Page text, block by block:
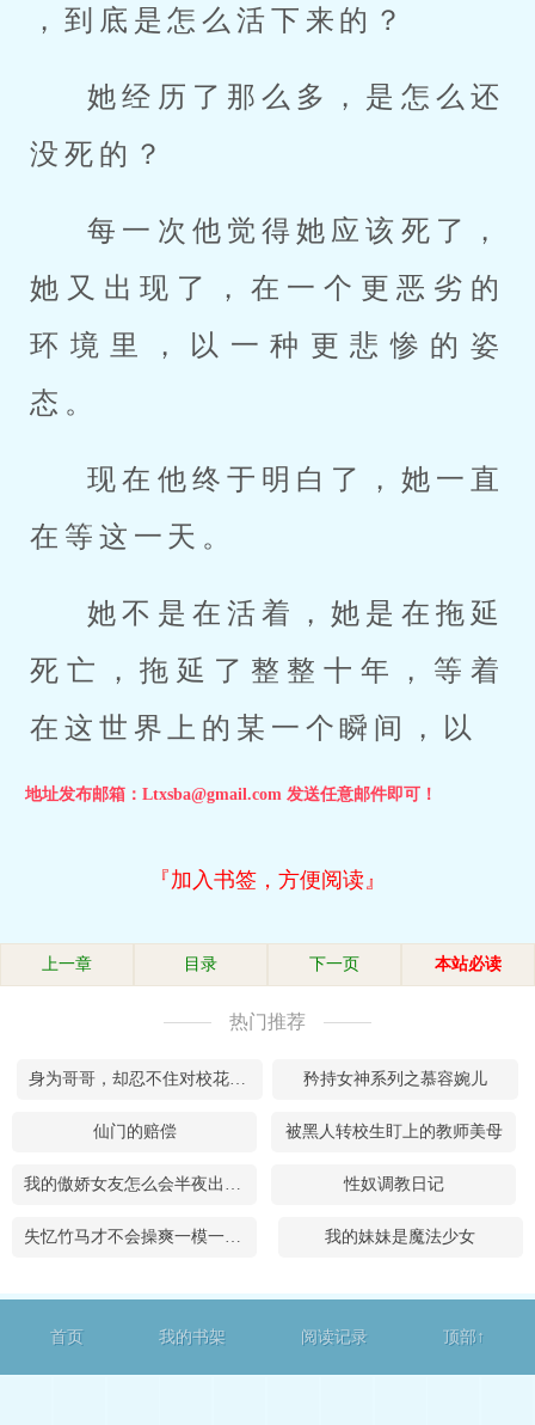
，到底是怎么活下来的？
她经历了那么多，是怎么还
没死的？
每一次他觉得她应该死了，
她又出现了，在一个更恶劣的
环境里，以一种更悲惨的姿
态。
现在他终于明白了，她一直
在等这一天。
她不是在活着，她是在拖延
死亡，拖延了整整十年，等着
在这世界上的某一个瞬间，以
地址发布邮箱：Ltxsba@gmail.com 发送任意邮件即可！
『加入书签，方便阅读』
上一章 目录 下一页 本站必读
热门推荐
身为哥哥，却忍不住对校花妹妹有下流的想法，时时刻刻想着肏校花妹妹的嫩穴 矜持女神系列之慕容婉儿
仙门的赔偿 被黑人转校生盯上的教师美母
我的傲娇女友怎么会半夜出门遇见黑人 性奴调教日记
失忆竹马才不会操爽一模一样的绝色双子青梅 我的妹妹是魔法少女
首页 我的书架 阅读记录 顶部↑